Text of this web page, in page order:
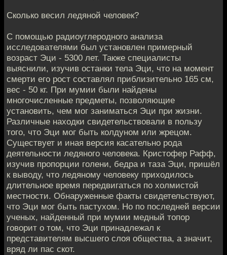
Сколько весил ледяной человек?
С помощью радиоуглеродного анализа
исследователями был установлен примерный
возраст Эци - 5300 лет. Также специалисты
выяснили, изучив останки тела Эци, что на момент
смерти его рост составлял приблизительно 165 см,
вес - 50 кг. При мумии были найдены
многочисленные предметы, позволяющие
установить, чем мог заниматься Эци при жизни.
Различные находки свидетельствовали в пользу
того, что Эци мог быть колдуном или жрецом.
Существует и иная версия касательно рода
деятельности ледяного человека. Кристофер Рафф,
изучив пропорции голени, бедра и таза Эци, пришёл
к выводу, что ледяному человеку приходилось
длительное время передвигаться по холмистой
местности. Обнаруженные факты свидетельствуют,
что Эци мог быть пастухом. Но по последней версии
ученых, найденный при мумии медный топор
говорит о том, что Эци принадлежал к
представителям высшего слоя общества, а значит,
вряд ли пас скот.